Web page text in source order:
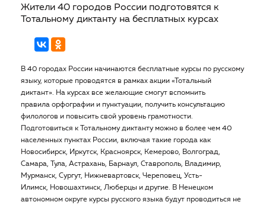
Жители 40 городов России подготовятся к
Тотальному диктанту на бесплатных курсах
В 40 городах России начинаются бесплатные курсы по русскому
языку, которые проводятся в рамках акции «Тотальный
диктант». На курсах все желающие смогут вспомнить
правила орфографии и пунктуации, получить консультацию
филологов и повысить свой уровень грамотности.
Подготовиться к Тотальному диктанту можно в более чем 40
населенных пунктах России, включая такие города как
Новосибирск, Иркутск, Красноярск, Кемерово, Волгоград,
Самара, Тула, Астрахань, Барнаул, Ставрополь, Владимир,
Мурманск, Сургут, Нижневартовск, Череповец, Усть-
Илимск, Новошахтинск, Люберцы и другие. В Ненецком
автономном округе курсы русского языка будут проводиться не